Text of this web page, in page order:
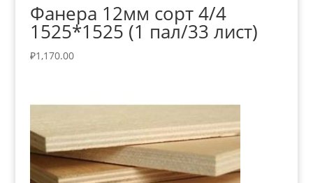
Фанера 12мм сорт 4/4
1525*1525 (1 пал/33 лист)
₽1,170.00